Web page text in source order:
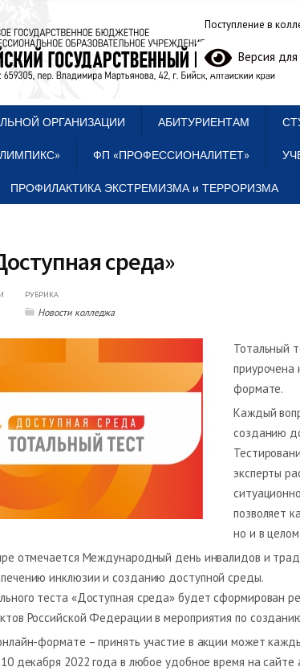
Поступление в
Версия для
ОРГАНИЗАЦИИ АБИТУРИЕНТАМ
ФП «ПРОФЕССИОНАЛИТЕТ»
ПРОФИЛАКТИКА ЭКСТРЕМИЗМА и ТЕРРОРИЗМА
среда»
РУБРИКА
Новости колледжа
Тотальный
формате.
Каждый
созданию
эксперты
позволяет
но и в
отмечается Международный день инвалидов и
инклюзии и созданию доступной среды.
теста «Доступная среда» будет сформирован
Российской Федерации в мероприятия по
формате – принять участие в акции может
декабря 2022 года в любое удобное время на сайте